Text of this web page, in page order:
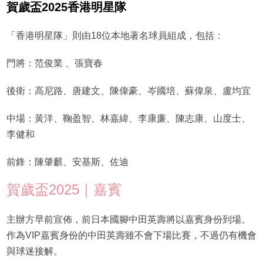
賀歲盃2025香港明星隊
「香港明星隊」則由18位本地著名球員組成，包括：
門將：范俊業 、張寶春
後衛：高尼路、唐建文、陳偉豪、岑國培、蘇偉泉、盧均宜
中場：黃洋、鞠盈智、林嘉緯、李康廉、陳志康、山度士、
李健和
前鋒：陳肇麒、安基斯、佐迪
賀歲盃2025｜嘉賓
主辦方早前宣佈，前日本國腳中田英壽將以嘉賓身份到場。
作為VIP嘉賓身份的中田英壽雖不會下場比賽，不過仍有機會
與球迷接解。